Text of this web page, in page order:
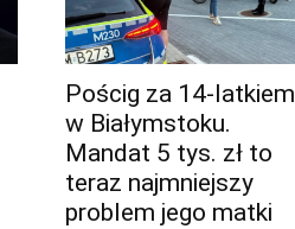
Pościg za 14-latkiem
w Białymstoku.
Mandat 5 tys. zł to
teraz najmniejszy
problem jego matki